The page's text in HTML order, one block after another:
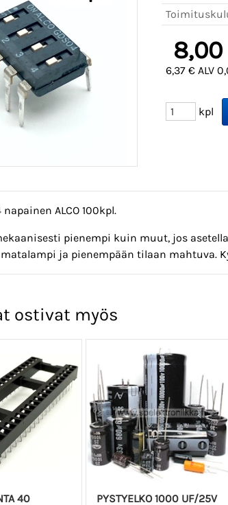
6,37 € ALV
kpl
ALCO 100kpl.
pienempi kuin muut, jos
ja pienempään tilaan mahtuva.
ostivat myös
40
PYSTYELKO 1000 UF/25V